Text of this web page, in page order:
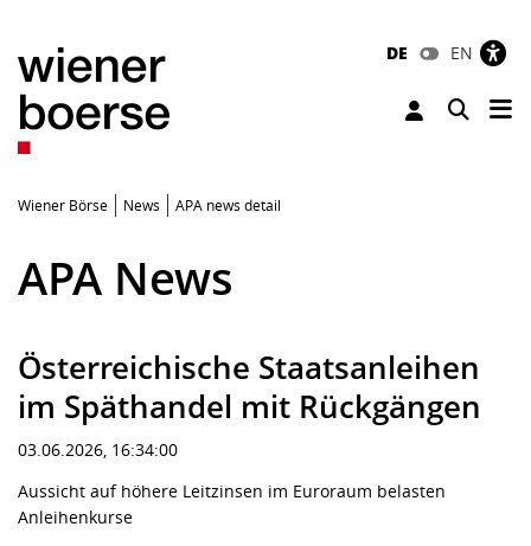
DE EN
Toggle
Wiener Börse News APA news detail
APA News
Österreichische Staatsanleihen
im Späthandel mit Rückgängen
03.06.2026, 16:34:00
Aussicht auf höhere Leitzinsen im Euroraum belasten
Anleihenkurse